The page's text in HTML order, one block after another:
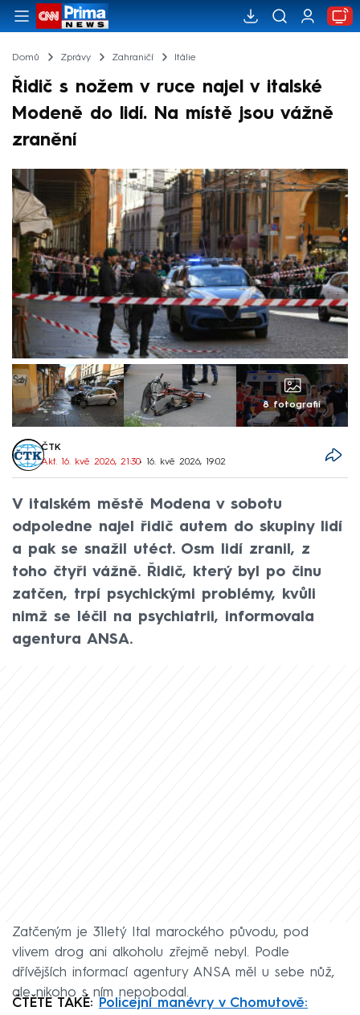
Domů Zprávy Zahraničí Itálie
Řidič s nožem v ruce najel v italské
Modeně do lidí. Na místě jsou vážně
zranění
8 fotografií
ČTK
Akt. 16. kvě 2026, 21:30• 16. kvě 2026, 19:02
V italském městě Modena v sobotu
odpoledne najel řidič autem do skupiny lidí
a pak se snažil utéct. Osm lidí zranil, z
toho čtyři vážně. Řidič, který byl po činu
zatčen, trpí psychickými problémy, kvůli
nimž se léčil na psychiatrii, informovala
agentura ANSA.
Zatčeným je 31letý Ital marockého původu, pod
vlivem drog ani alkoholu zřejmě nebyl. Podle
dřívějších informací agentury ANSA měl u sebe nůž,
ale nikoho s ním nepobodal.
ČTĚTE TAKÉ: Policejní manévry v Chomutově: